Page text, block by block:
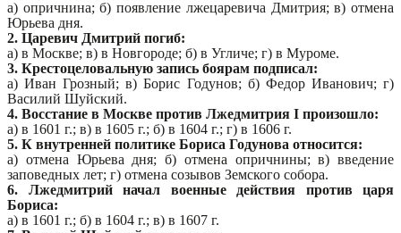
а) опричнина; б) появление лжецаревича Дмитрия; в) отмена
Юрьева дня.
2. Царевич Дмитрий погиб:
а) в Москве; в) в Новгороде; б) в Угличе; г) в Муроме.
3. Крестоцеловальную запись боярам подписал:
а) Иван Грозный; в) Борис Годунов; б) Федор Иванович; г)
Василий Шуйский.
4. Восстание в Москве против Лжедмитрия I произошло:
а) в 1601 г.; в) в 1605 г.; б) в 1604 г.; г) в 1606 г.
5. К внутренней политике Бориса Годунова относится:
а) отмена Юрьева дня; б) отмена опричнины; в) введение
заповедных лет; г) отмена созывов Земского собора.
6. Лжедмитрий начал военные действия против царя
Бориса:
а) в 1601 г.; б) в 1604 г.; в) в 1607 г.